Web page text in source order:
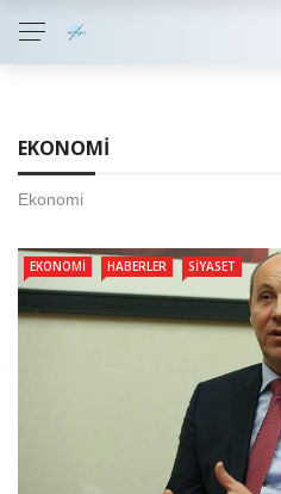
EKONOMI
Ekonomi
EKONOMI HABERLER SIYASET